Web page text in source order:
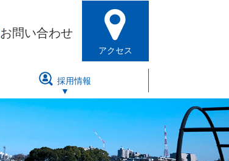
お問い合わせ
アクセス
採用情報